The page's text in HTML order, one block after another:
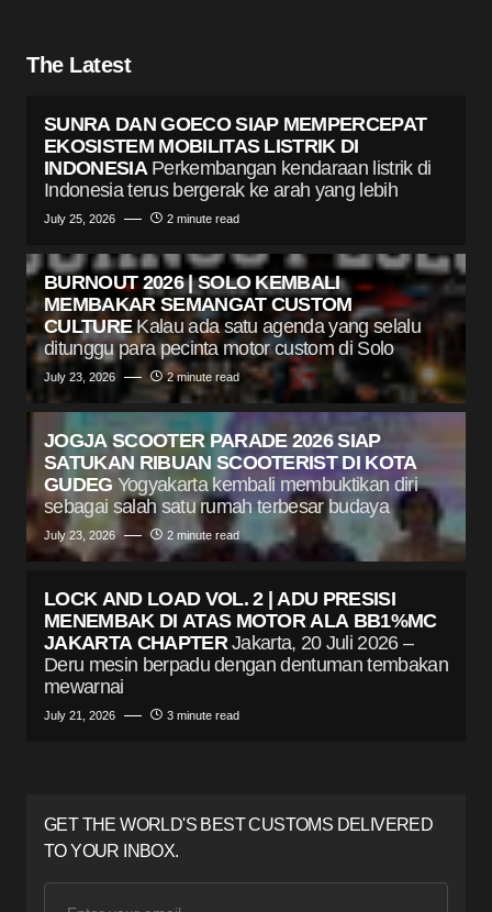
The Latest
SUNRA DAN GOECO SIAP MEMPERCEPAT
EKOSISTEM MOBILITAS LISTRIK DI
INDONESIA Perkembangan kendaraan listrik di
Indonesia terus bergerak ke arah yang lebih
July 25, 2026 2 minute read
BURNOUT 2026 | SOLO KEMBALI
MEMBAKAR SEMANGAT CUSTOM
CULTURE Kalau ada satu agenda yang selalu
ditunggu para pecinta motor custom di Solo
July 23, 2026 2 minute read
JOGJA SCOOTER PARADE 2026 SIAP
SATUKAN RIBUAN SCOOTERIST DI KOTA
GUDEG Yogyakarta kembali membuktikan diri
sebagai salah satu rumah terbesar budaya
July 23, 2026 2 minute read
LOCK AND LOAD VOL. 2 | ADU PRESISI
MENEMBAK DI ATAS MOTOR ALA BB1%MC
JAKARTA CHAPTER Jakarta, 20 Juli 2026 –
Deru mesin berpadu dengan dentuman tembakan
mewarnai
July 21, 2026 3 minute read
GET THE WORLD'S BEST CUSTOMS DELIVERED
TO YOUR INBOX.